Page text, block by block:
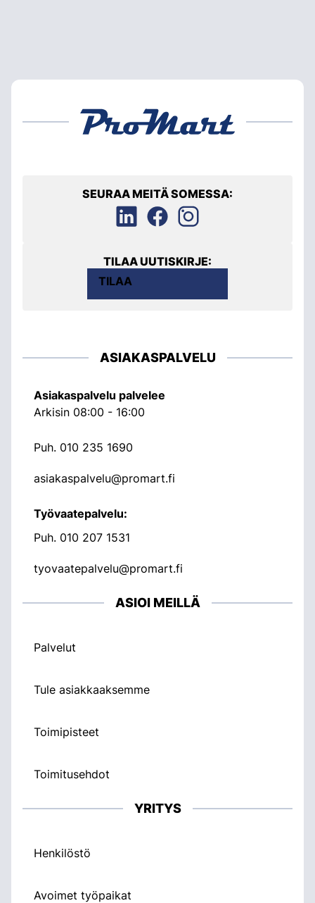
SEURAA MEITÄ SOMESSA:
TILAA UUTISKIRJE:
TILAA
ASIAKASPALVELU
Asiakaspalvelu palvelee
Arkisin 08:00 - 16:00
Puh. 010 235 1690
asiakaspalvelu@promart.fi
Työvaatepalvelu:
Puh. 010 207 1531
tyovaatepalvelu@promart.fi
ASIOI MEILLÄ
Palvelut
Tule asiakkaaksemme
Toimipisteet
Toimitusehdot
YRITYS
Henkilöstö
Avoimet työpaikat